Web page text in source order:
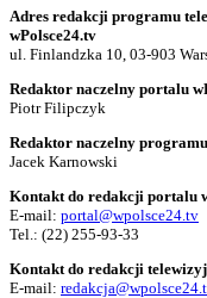
Adres redakcji programu
wPolsce24.tv
ul. Finlandzka 10, 03-903
Redaktor naczelny portalu
Piotr Filipczyk
Redaktor naczelny
Jacek Karnowski
Kontakt do redakcji portalu
E-mail: portal@wpolsce24.tv
Tel.: (22) 255-93-33
Kontakt do redakcji
E-mail: